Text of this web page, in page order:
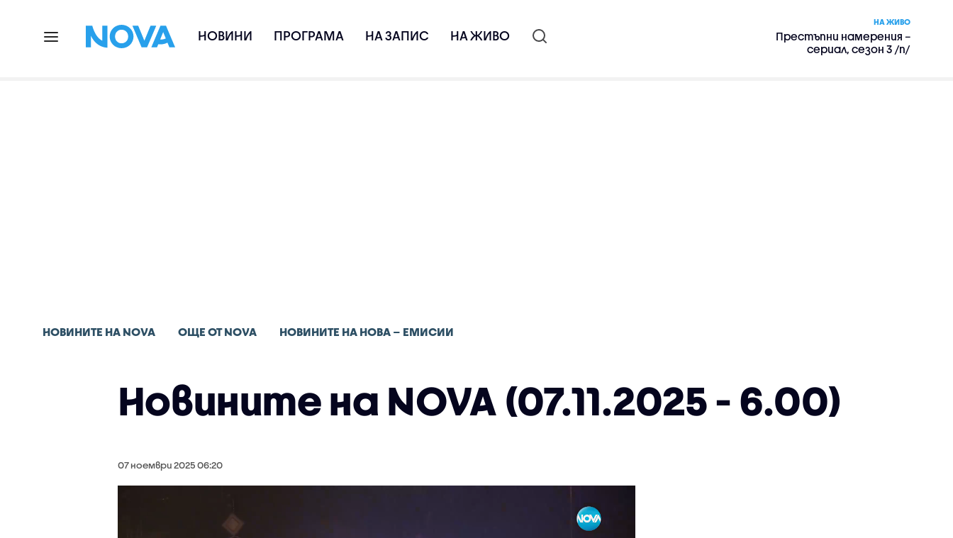
НОВИНИ ПРОГРАМА НА ЗАПИС НА ЖИВО
НА ЖИВО
Престъпни намерения –
сериал, сезон 3 /п/
НОВИНИТЕ НА NOVA ОЩЕ ОТ NOVA НОВИНИТЕ НА НОВА – ЕМИСИИ
Новините на NOVA (07.11.2025 - 6.00)
07 ноември 2025 06:20